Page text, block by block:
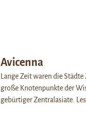
Avicenna
Lange Zeit waren die
große Knotenpunkte der
gebürtiger Zentralasiate.